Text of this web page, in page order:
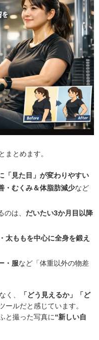
まとめます。
「見た目」が変わりやすい
・むくみ＆体脂肪減少など
は、 だいたい3か月目以降
太ももを中心に全身を鍛え
・服など「体重以外の物差
く、
「どう見えるか」「ど
ールだと感じています。
と撮った写真に“新しい自